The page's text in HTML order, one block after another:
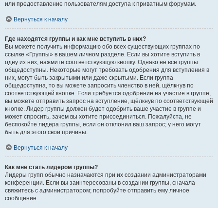
или предоставление пользователям доступа к приватным форумам.
Вернуться к началу
Где находятся группы и как мне вступить в них?
Вы можете получить информацию обо всех существующих группах по
ссылке «Группы» в вашем личном разделе. Если вы хотите вступить в
одну из них, нажмите соответствующую кнопку. Однако не все группы
общедоступны. Некоторые могут требовать одобрения для вступления в
них, могут быть закрытыми или даже скрытыми. Если группа
общедоступна, то вы можете запросить членство в ней, щёлкнув по
соответствующей кнопке. Если требуется одобрение на участие в группе,
вы можете отправить запрос на вступление, щёлкнув по соответствующей
кнопке. Лидер группы должен будет одобрить ваше участие в группе и
может спросить, зачем вы хотите присоединиться. Пожалуйста, не
беспокойте лидера группы, если он отклонил ваш запрос; у него могут
быть для этого свои причины.
Вернуться к началу
Как мне стать лидером группы?
Лидеры групп обычно назначаются при их создании администраторами
конференции. Если вы заинтересованы в создании группы, сначала
свяжитесь с администратором; попробуйте отправить ему личное
сообщение.